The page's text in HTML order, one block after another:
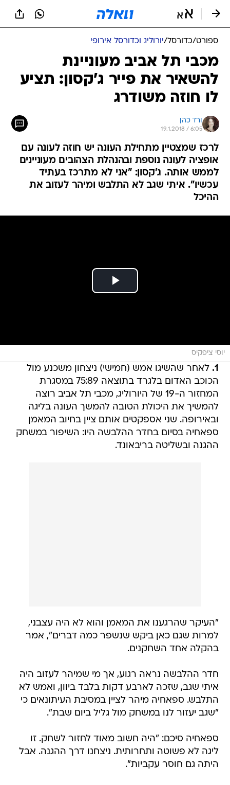
ספורט/כדורסל/יורוליג וכדורסל אירופי
מכבי תל אביב מעוניינת
להשאיר את פייר ג'קסון: תציע
לו חוזה משודרג
ורד כהן
19.1.2018 / 6:05
לרכז שמצטיין מתחילת העונה יש חוזה לעונה עם
אופציה לעונה נוספת ובהנהלת הצהובים מעוניינים
לממש אותה. ג'קסון: "אני לא מתרכז בעתיד
עכשיו". איתי שגב לא התלבש ומיהר לעזוב את
ההיכל
יוסי ציפקיס
1. לאחר שהשיגו אמש (חמישי) ניצחון משכנע מול
הכוכב האדום בלגרד בתוצאה 75:89 במסגרת
המחזור ה-19 של היורוליג, מכבי תל אביב רוצה
להמשיך את היכולת הטובה להמשך העונה בליגה
ובאירופה. שני אספקטים אותם ציין בחיוב המאמן
ספאחיה בסיום בחדר ההלבשה היו: השיפור במשחק
ההגנה ובשליטה בריבאונד.
"העיקר שהרגענו את המאמן והוא לא היה עצבני,
למרות שגם כאן ביקש שנשפר כמה דברים", אמר
בהקלה אחד השחקנים.
חדר ההלבשה נראה רגוע, אך מי שמיהר לעזוב היה
איתי שגב, שזכה לארבע דקות בלבד ביוון, ואמש לא
התלבש. ספאחיה מיהר לציין במסיבת העיתונאים כי
"שגב יעזור לנו במשחק מול גליל ביום שבת".
ספאחיה סיכם: "היה חשוב מאוד לחזור לשחק. זו
ליגה לא פשוטה ותחרותית. ניצחנו דרך ההגנה. אבל
היתה גם חוסר עקביות".